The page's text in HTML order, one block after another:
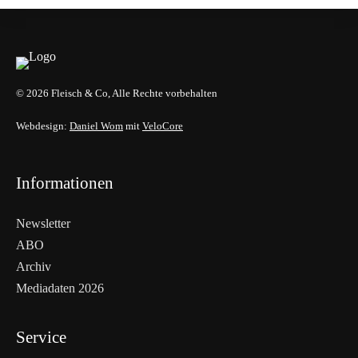
© 2026 Fleisch & Co, Alle Rechte vorbehalten
Webdesign: Daniel Wom mit VeloCore
Informationen
Newsletter
ABO
Archiv
Mediadaten 2026
Service